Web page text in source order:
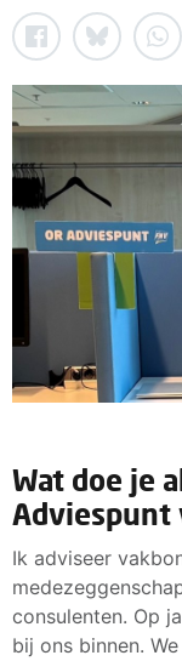
Wat doe je
Adviespunt
Ik adviseer
consulenten. Op
bij ons binnen.